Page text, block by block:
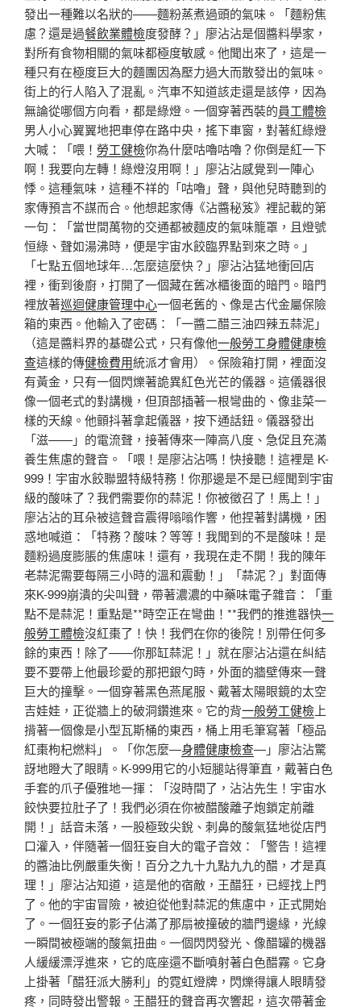
發出一種難以名狀的——麵粉蒸煮過頭的氣味。「麵粉焦
慮？還是過餐飲業體檢度發酵？」廖沾沾是個醬料學家，
對所有食物相關的氣味都極度敏感。他聞出來了，這是一
種只有在極度巨大的麵團因為壓力過大而散發出的氣味。
街上的行人陷入了混亂。汽車不知道該走還是該停，因為
無論從哪個方向看，都是綠燈。一個穿著西裝的員工體檢
男人小心翼翼地把車停在路中央，搖下車窗，對著紅綠燈
大喊：「喂！ 勞工健檢你為什麼咕嚕咕嚕？你倒是紅一下
啊！我要向左轉！綠燈沒用啊！」廖沾沾感覺到一陣心
悸。這種氣味，這種不祥的「咕嚕」聲，與他兒時聽到的
家傳預言不謀而合。他想起家傳《沾醬秘笈》裡記載的第
一句：「當世間萬物的交通都被麵皮的氣味籠罩，且燈號
恒綠、聲如湯沸時，便是宇宙水餃臨界點到來之時。」
「七點五個地球年…怎麼這麼快？」廖沾沾猛地衝回店
裡，衝到後廚，打開了一個藏在舊冰櫃後面的暗門。暗門
裡放著巡迴健康管理中心一個老舊的、像是古代金屬保險
箱的東西。他輸入了密碼：「一醬二醋三油四辣五蒜泥」
（這是醬料界的基礎公式，只有像他一般勞工身體健康檢
查這樣的傳健檢費用統派才會用）。保險箱打開，裡面沒
有黃金，只有一個閃爍著詭異紅色光芒的儀器。這儀器很
像一個老式的對講機，但頂部插著一根彎曲的、像韭菜一
樣的天線。他顫抖著拿起儀器，按下通話鈕。儀器發出
「滋——」的電流聲，接著傳來一陣高八度、急促且充滿
養生焦慮的聲音。「喂！是廖沾沾嗎！快接聽！這裡是 K-
999！宇宙水餃聯盟特級特務！你那邊是不是已經聞到宇宙
級的酸味了？我們需要你的蒜泥！你被徵召了！馬上！」
廖沾沾的耳朵被這聲音震得嗡嗡作響，他捏著對講機，困
惑地喊道：「特務？酸味？等等！我聞到的不是酸味！是
麵粉過度膨脹的焦慮味！還有，我現在走不開！我的陳年
老蒜泥需要每隔三小時的溫和震動！」「蒜泥？」對面傳
來K-999崩潰的尖叫聲，帶著濃濃的中藥味電子雜音：「重
點不是蒜泥！重點是**時空正在彎曲！**我們的推進器快一
般勞工體檢沒紅棗了！快！我們在你的後院！別帶任何多
餘的東西！除了——你那缸蒜泥！」就在廖沾沾還在糾結
要不要帶上他最珍愛的那把銀勺時，外面的牆壁傳來一聲
巨大的撞擊。一個穿著黑色燕尾服、戴著太陽眼鏡的太空
吉娃娃，正從牆上的破洞鑽進來。它的背一般勞工健檢 上
揹著一個像是小型瓦斯桶的東西，桶上用毛筆寫著「極品
紅棗枸杞燃料」。「你怎麼—身體健康檢查—」廖沾沾驚
訝地瞪大了眼睛。K-999用它的小短腿站得筆直，戴著白色
手套的爪子優雅地一揮：「沒時間了，沾沾先生！宇宙水
餃快要拉肚子了！我們必須在你被醋酸離子炮鎖定前離
開！」話音未落，一股極致尖銳、刺鼻的酸氣猛地從店門
口灌入，伴隨著一個狂妄自大的電子音效：「警告！這裡
的醬油比例嚴重失衡！百分之九十九點九九的醋，才是真
理！」廖沾沾知道，這是他的宿敵，王醋狂，已經找上門
了。他的宇宙冒險，被迫從他對蒜泥的焦慮中，正式開始
了。一個狂妄的影子佔滿了那扇被撞破的牆門邊緣，光線
一瞬間被極端的酸氣扭曲。一個閃閃發光、像醋罐的機器
人緩緩漂浮進來，它的底座還不斷噴射著白色醋霧。它身
上掛著「醋狂派大勝利」的霓虹燈牌，閃爍得讓人眼睛發
疼，同時發出警報。王醋狂的聲音再次響起，這次帶著金